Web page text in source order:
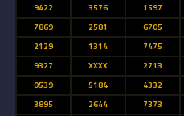
9422
3576 1597
7869
2581 6705
2129
1314 7475
9327
XXXX 2713
0539
5184 4332
3895
2644 7373